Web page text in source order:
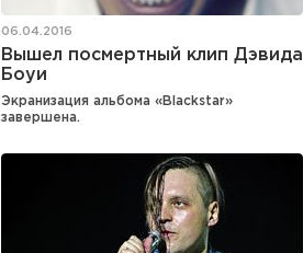
06.04.2016
Вышел посмертный клип Дэвида
Боуи
Экранизация альбома «Blackstar»
завершена.